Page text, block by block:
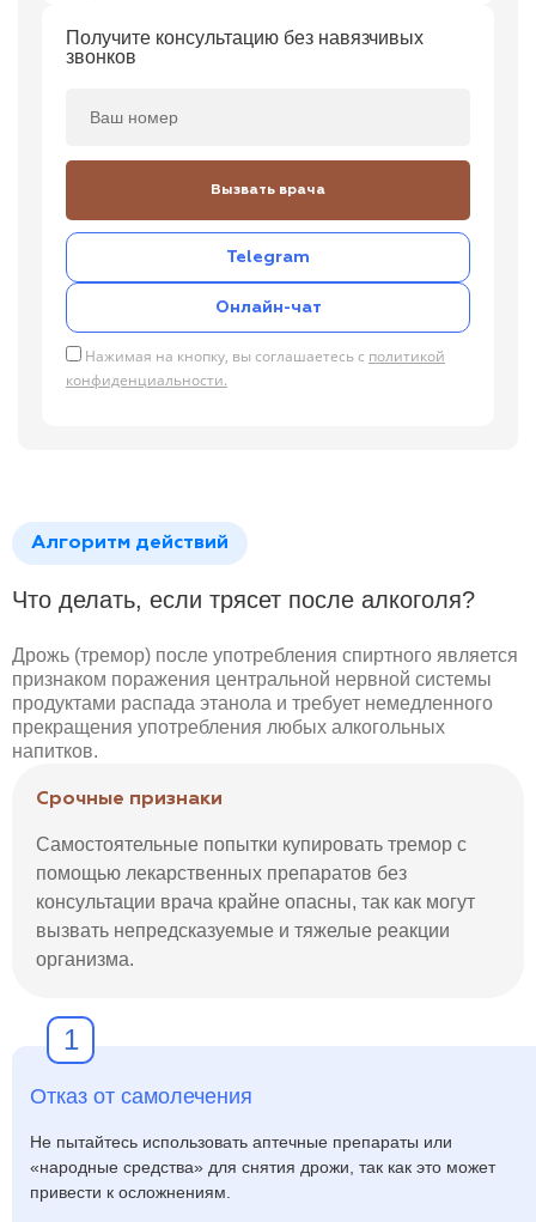
Получите консультацию без навязчивых
звонков
Вызвать врача
Telegram
Онлайн-чат
Нажимая на кнопку, вы соглашаетесь с политикой
конфиденциальности.
Алгоритм действий
Что делать, если трясет после алкоголя?
Дрожь (тремор) после употребления спиртного является
признаком поражения центральной нервной системы
продуктами распада этанола и требует немедленного
прекращения употребления любых алкогольных
напитков.
Срочные признаки
Самостоятельные попытки купировать тремор с
помощью лекарственных препаратов без
консультации врача крайне опасны, так как могут
вызвать непредсказуемые и тяжелые реакции
организма.
1
Отказ от самолечения
Не пытайтесь использовать аптечные препараты или
«народные средства» для снятия дрожи, так как это может
привести к осложнениям.